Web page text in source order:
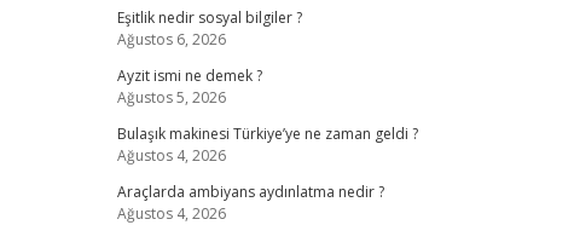
Eşitlik nedir sosyal bilgiler ?
Ağustos 6, 2026
Ayzit ismi ne demek ?
Ağustos 5, 2026
Bulaşık makinesi Türkiye’ye ne zaman geldi ?
Ağustos 4, 2026
Araçlarda ambiyans aydınlatma nedir ?
Ağustos 4, 2026